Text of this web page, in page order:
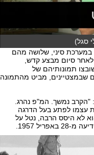
סגל)
28 הצטיינו בגבורתם במערכת סיני, שלושה מהם
סיום מבצע קדש,
שובצו תמונותיהם של
שבמצטיינים, מביט מהתמונה
"הקרב נמשך. המ"פ נהרג.
נהרג. אבשה, צבר בן 20, מצא את עצמו לפתע בעל הדרגה
לא היסס הרבה, נטל על
1957.